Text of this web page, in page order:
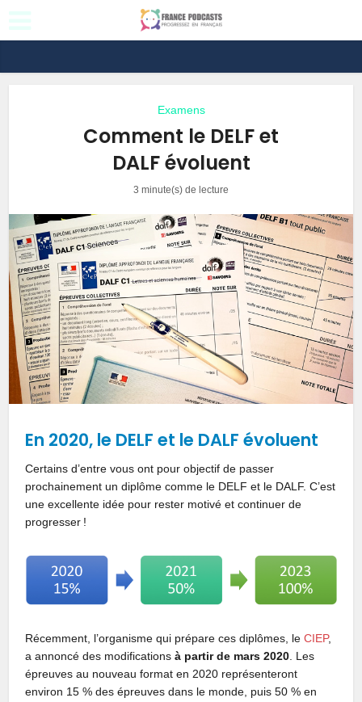
Examens
Comment le DELF et
DALF évoluent
3 minute(s) de lecture
En 2020, le DELF et le DALF évoluent
Certains d’entre vous ont pour objectif de passer
prochainement un diplôme comme le DELF et le DALF. C’est
une excellente idée pour rester motivé et continuer de
progresser !
Récemment, l’organisme qui prépare ces diplômes, leCIEP,
a annoncé des modificationsà partir de mars 2020. Les
épreuves au nouveau format en 2020 représenteront
environ 15 % des épreuves dans le monde, puis 50 % en